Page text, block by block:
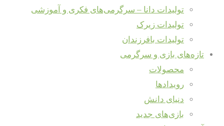
تولیدات دانا – سرگرمی‌های فکری و آموزشی
تولیدات زیرک
تولیدات بافرزندان
تازه‌های بازی و سرگرمی
محصولات
رویدادها
دنیای دانش
بازی‌های جدید
آموزش و دانش / سرگرمی، خلاقیت و نوآوری
محافظ بریده شدن انگشت هنگام کار با چاقوی تیز
بخوانید... "محافظ بریدن انگشتان در کارباچاقوی تیز"
سبد خرید
Back to Top